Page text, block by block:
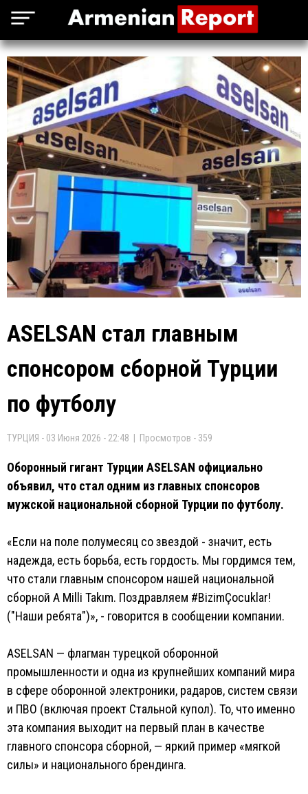
ASELSAN стал главным
спонсором сборной Турции
по футболу
ТУРЦИЯ - 03 Июня 2026 - 22:48 | Просмотров - 359
Оборонный гигант Турции ASELSAN официально
объявил, что стал одним из главных спонсоров
мужской национальной сборной Турции по футболу.
«Если на поле полумесяц со звездой - значит, есть
надежда, есть борьба, есть гордость. Мы гордимся тем,
что стали главным спонсором нашей национальной
сборной A Milli Takım. Поздравляем #BizimÇocuklar!
("Наши ребята")», - говорится в сообщении компании.
ASELSAN — флагман турецкой оборонной
промышленности и одна из крупнейших компаний мира
в сфере оборонной электроники, радаров, систем связи
и ПВО (включая проект Стальной купол). То, что именно
эта компания выходит на первый план в качестве
главного спонсора сборной, — яркий пример «мягкой
силы» и национального брендинга.